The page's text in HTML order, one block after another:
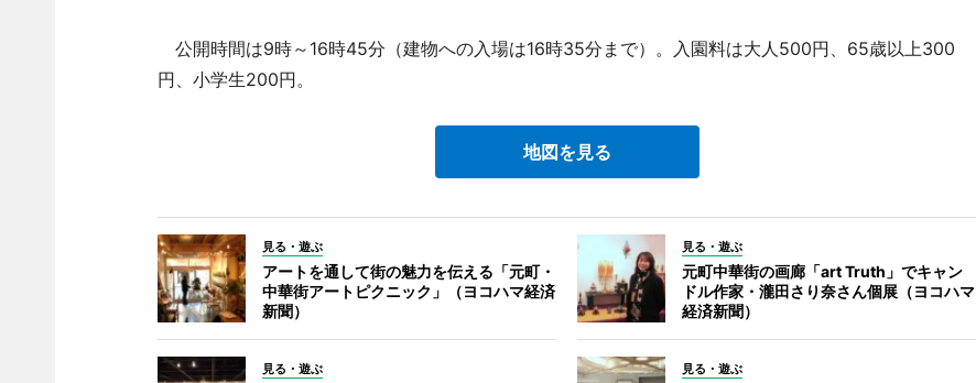
公開時間は9時～16時45分（建物への入場は16時35分まで）。入園料は大人500円、65歳以上300
円、小学生200円。
地図を見る
見る・遊ぶ
アートを通して街の魅力を伝える「元町・
中華街アートピクニック」（ヨコハマ経済
新聞）
見る・遊ぶ
元町中華街の画廊「art Truth」でキャン
ドル作家・瀧田さり奈さん個展（ヨコハマ
経済新聞）
見る・遊ぶ 見る・遊ぶ